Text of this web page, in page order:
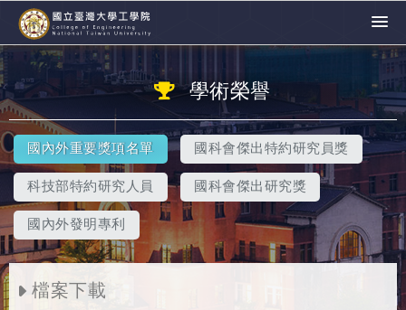
學術榮譽
國內外重要獎項名單
國科會傑出特約研究員獎
科技部特約研究人員
國科會傑出研究獎
國內外發明專利
檔案下載